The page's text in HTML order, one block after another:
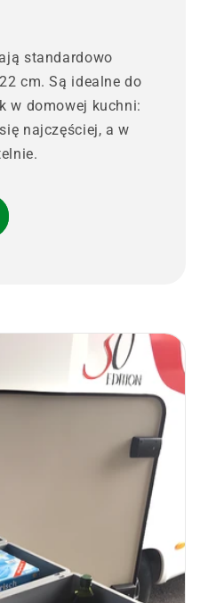
standardowo
cm. Są idealne do
w domowej kuchni:
najczęściej, a w